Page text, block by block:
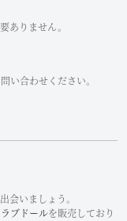
ありません。
い合わせください。
会いましょう。
ラブドールを販売しており